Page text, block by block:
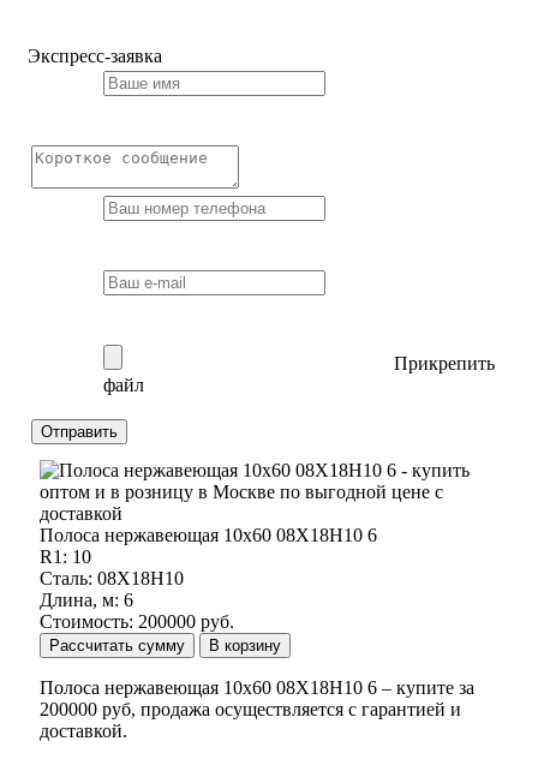
Экспресс-заявка
Прикрепить
файл
Отправить
Полоса нержавеющая 10х60 08Х18Н10 6
R1: 10
Сталь: 08Х18Н10
Длина, м: 6
Стоимость: 200000 руб.
Рассчитать сумму В корзину
Полоса нержавеющая 10х60 08Х18Н10 6 – купите за
200000 руб, продажа осуществляется с гарантией и
доставкой.